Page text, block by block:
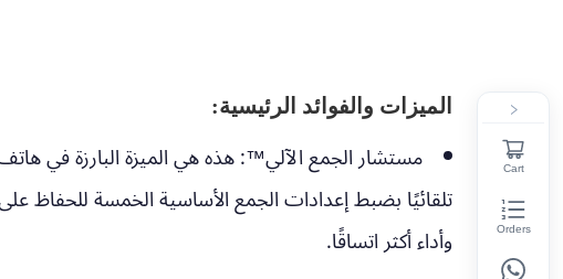
الميزات والفوائد الرئيسية:
مستشار الجمع الآلي™:
تلقائيًا بضبط إعدادات الجمع الأساسية الخمسة للحفاظ
وأداء أكثر اتساقًا.
Cart
Orders